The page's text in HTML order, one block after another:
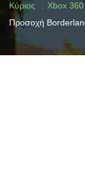
Κύριος
Xbox 360
Προσοχή